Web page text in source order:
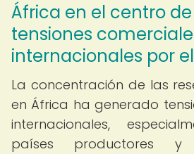
África en el centro
tensiones
internacionales por
La concentración de las
en África ha generado
internacionales,
países productores y